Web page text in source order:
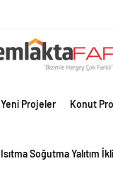
Yeni Projeler Konut
Isıtma Soğutma Yalıtım